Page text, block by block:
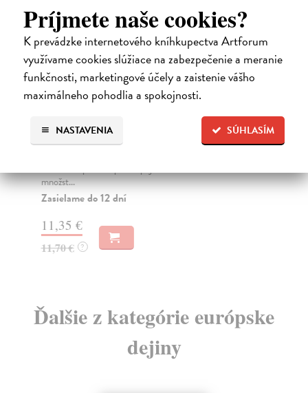
Príjmete naše cookies?
K prevádzke internetového kníhkupectva Artforum
využívame cookies slúžiace na zabezpečenie a meranie
funkčnosti, marketingové účely a zaistenie vášho
maximálneho pohodlia a spokojnosti.
SÚHLASÍM
NASTAVENIA
Prezidentské voľby na Slovensku
v roku 2014
Rybář Marek| Kniha
množst...
Zasielame do 12 dní
11,35 €
11,70 € ?
Ďalšie z kategórie európske
dejiny